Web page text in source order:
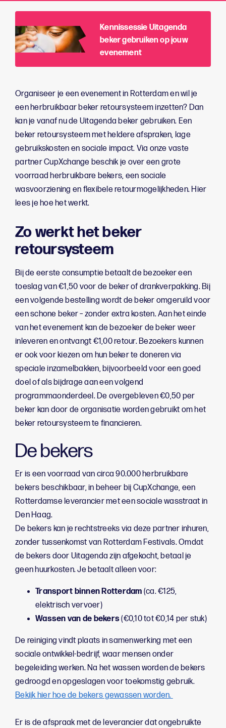
Kennissessie Uitagenda
beker gebruiken op jouw
evenement
Organiseer je een evenement in Rotterdam en wil je
een herbruikbaar beker retoursysteem inzetten? Dan
kan je vanaf nu de Uitagenda beker gebruiken. Een
beker retoursysteem met heldere afspraken, lage
gebruikskosten en sociale impact. Via onze vaste
partner CupXchange beschik je over een grote
voorraad herbruikbare bekers, een sociale
wasvoorziening en flexibele retourmogelijkheden. Hier
lees je hoe het werkt.
Zo werkt het beker
retoursysteem
Bij de eerste consumptie betaalt de bezoeker een
toeslag van €1,50 voor de beker of drankverpakking. Bij
een volgende bestelling wordt de beker omgeruild voor
een schone beker – zonder extra kosten. Aan het einde
van het evenement kan de bezoeker de beker weer
inleveren en ontvangt €1,00 retour. Bezoekers kunnen
er ook voor kiezen om hun beker te doneren via
speciale inzamelbakken, bijvoorbeeld voor een goed
doel of als bijdrage aan een volgend
programmaonderdeel. De overgebleven €0,50 per
beker kan door de organisatie worden gebruikt om het
beker retoursysteem te financieren.
De bekers
Er is een voorraad van circa 90.000 herbruikbare
bekers beschikbaar, in beheer bij CupXchange, een
Rotterdamse leverancier met een sociale wasstraat in
Den Haag.
De bekers kan je rechtstreeks via deze partner inhuren,
zonder tussenkomst van Rotterdam Festivals. Omdat
de bekers door Uitagenda zijn afgekocht, betaal je
geen huurkosten. Je betaalt alleen voor:
Transport binnen Rotterdam (ca. €125,
elektrisch vervoer)
Wassen van de bekers(€0,10 tot €0,14 per stuk)
De reiniging vindt plaats in samenwerking met een
sociale ontwikkel-bedrijf, waar mensen onder
begeleiding werken. Na het wassen worden de bekers
gedroogd en opgeslagen voor toekomstig gebruik.
Bekijk hier hoe de bekers gewassen worden.
Er is de afspraak met de leverancier dat ongebruikte